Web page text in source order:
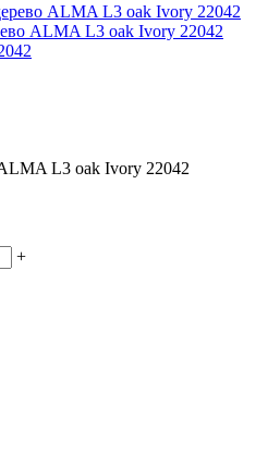
ALMA L3 oak Ivory 22042
L3 oak Ivory 22042
+